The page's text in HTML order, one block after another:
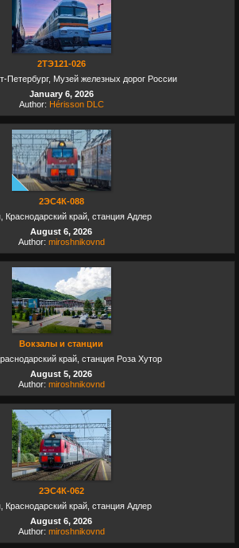
2ТЭ121-026
Петербург, Музей железных дорог России
January 6, 2026
Author: Hérisson DLC
2ЭС4К-088
Краснодарский край, станция Адлер
August 6, 2026
Author: miroshnikovnd
Вокзалы и станции
край, станция Роза Хутор
August 5, 2026
Author: miroshnikovnd
2ЭС4К-062
Краснодарский край, станция Адлер
August 6, 2026
Author: miroshnikovnd